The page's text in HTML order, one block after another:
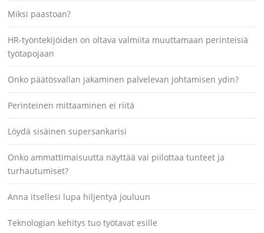
Miksi paastoan?
HR-työntekijöiden on oltava valmiita muuttamaan perinteisiä
työtapojaan
Onko päätösvallan jakaminen palvelevan johtamisen ydin?
Perinteinen mittaaminen ei riitä
Löydä sisäinen supersankarisi
Onko ammattimaisuutta näyttää vai piilottaa tunteet ja
turhautumiset?
Anna itsellesi lupa hiljentyä jouluun
Teknologian kehitys tuo työtavat esille